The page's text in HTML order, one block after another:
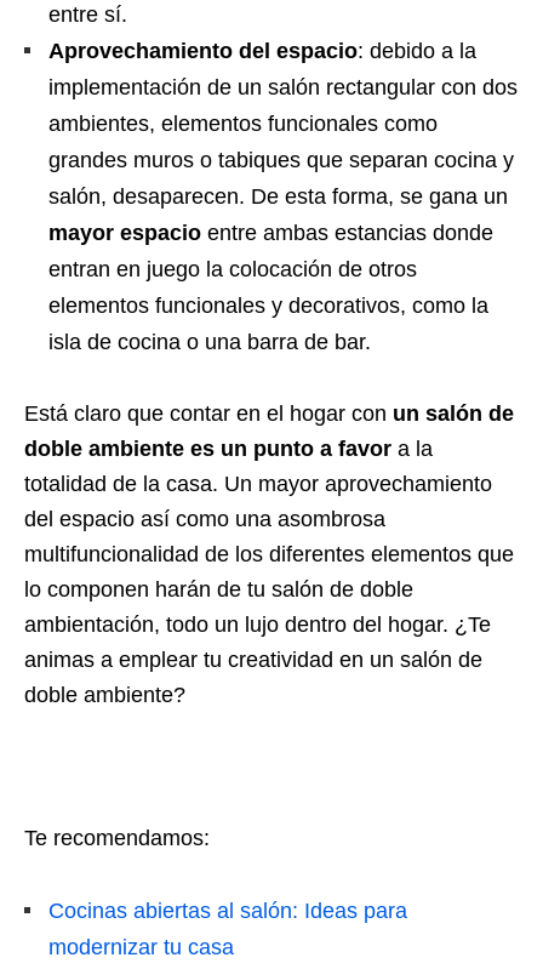
entre sí.
Aprovechamiento del espacio: debido a la
implementación de un salón rectangular con dos
ambientes, elementos funcionales como
grandes muros o tabiques que separan cocina y
salón, desaparecen. De esta forma, se gana un
mayor espacio entre ambas estancias donde
entran en juego la colocación de otros
elementos funcionales y decorativos, como la
isla de cocina o una barra de bar.
Está claro que contar en el hogar con un salón de
doble ambiente es un punto a favor a la
totalidad de la casa. Un mayor aprovechamiento
del espacio así como una asombrosa
multifuncionalidad de los diferentes elementos que
lo componen harán de tu salón de doble
ambientación, todo un lujo dentro del hogar. ¿Te
animas a emplear tu creatividad en un salón de
doble ambiente?
Te recomendamos:
Cocinas abiertas al salón: Ideas para
modernizar tu casa